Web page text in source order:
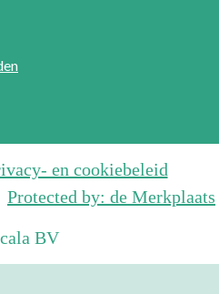
en cookiebeleid
Protected by: de Merkplaats
BV